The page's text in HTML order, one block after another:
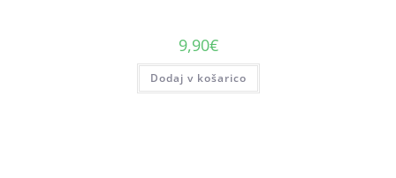
9,90€
Dodaj v košarico